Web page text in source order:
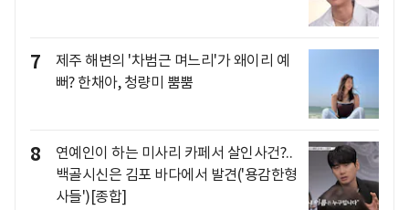
7
제주 해변의 '차범근 며느리'가 왜이리 예
뻐? 한채아, 청량미 뿜뿜
8
연예인이 하는 미사리 카페서 살인사건?..
백골시신은 김포 바다에서 발견('용감한형
사들')[종합]